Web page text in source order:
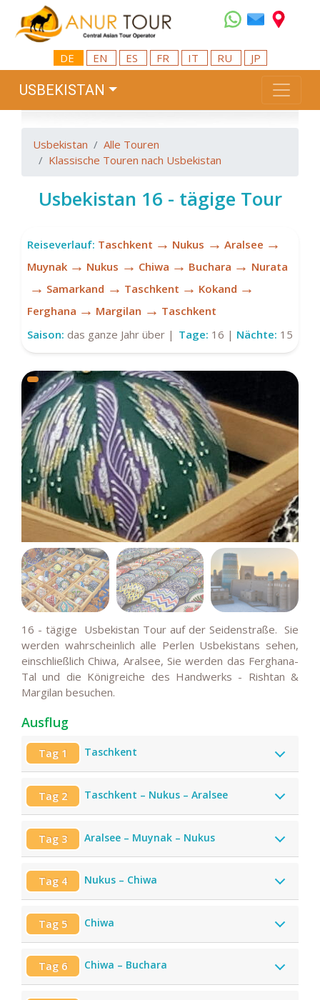
DE EN ES FR IT RU JP
USBEKISTAN
Usbekistan
Alle Touren
Klassische Touren nach Usbekistan
Usbekistan 16 - tägige Tour
Reiseverlauf: Taschkent → Nukus → Aralsee →
Muynak → Nukus → Chiwa → Buchara → Nurata
→ Samarkand → Taschkent → Kokand →
Ferghana → Margilan → Taschkent
Saison: das ganze Jahr über | Tage: 16 | Nächte: 15
16 - tägige Usbekistan Tour auf der Seidenstraße. Sie
werden wahrscheinlich alle Perlen Usbekistans sehen,
einschließlich Chiwa, Aralsee, Sie werden das Ferghana-
Tal und die Königreiche des Handwerks - Rishtan &
Margilan besuchen.
Ausflug
Tag 1 Taschkent
Tag 2 Taschkent – Nukus – Aralsee
Tag 3 Aralsee – Muynak – Nukus
Tag 4 Nukus – Chiwa
Tag 5 Chiwa
Tag 6 Chiwa – Buchara